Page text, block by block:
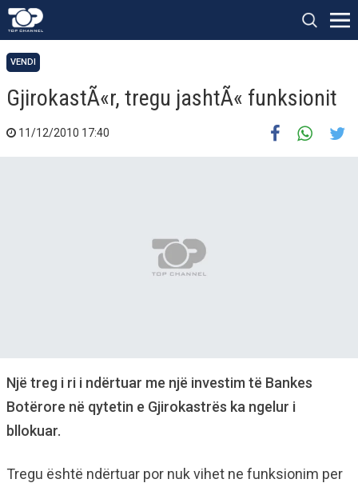
VENDI
GjirokastÃ«r, tregu jashtÃ« funksionit
11/12/2010 17:40
Një treg i ri i ndërtuar me një investim të Bankes
Botërore në qytetin e Gjirokastrës ka ngelur i
bllokuar.
Tregu është ndërtuar por nuk vihet ne funksionim per